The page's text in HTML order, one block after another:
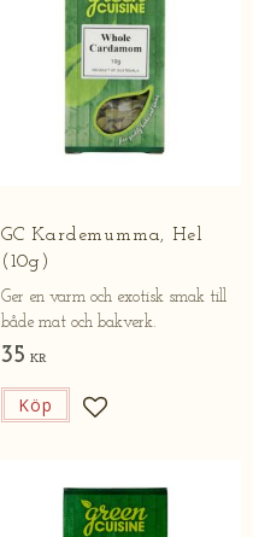
GC Kardemumma, Hel
(10g)
Ger en varm och exotisk smak till
både mat och bakverk.
35 KR
Lägg till i
Köp